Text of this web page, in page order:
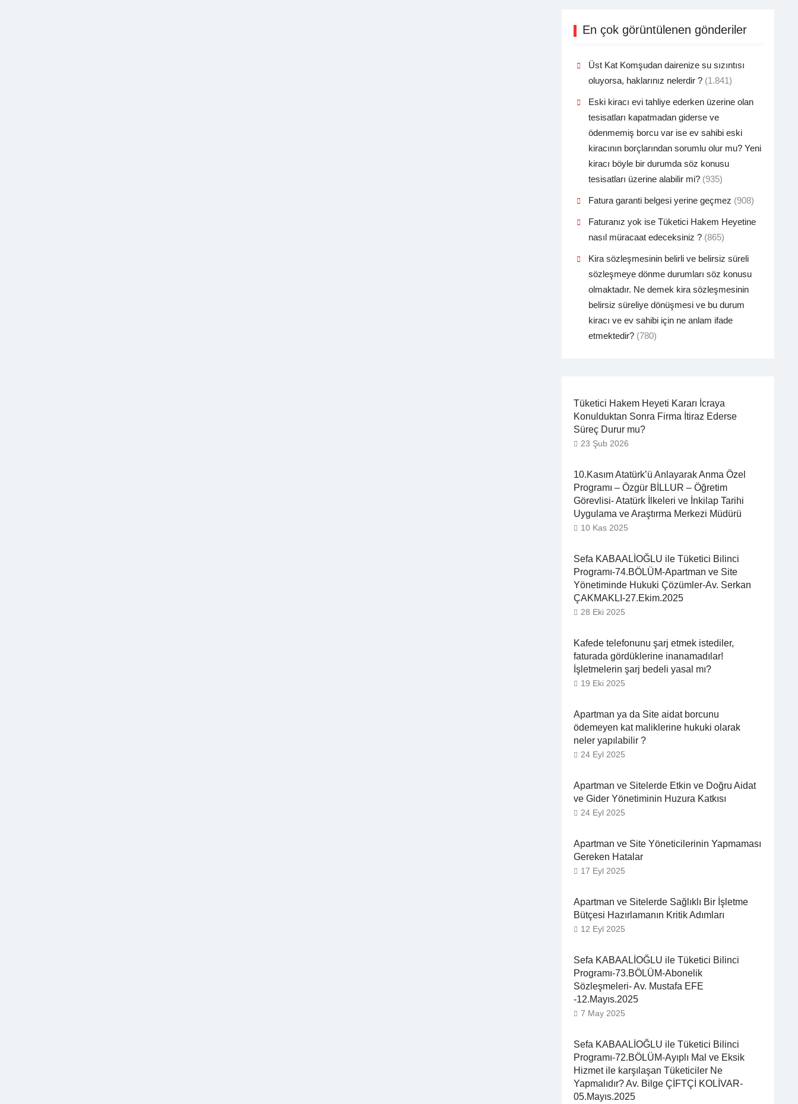
En çok görüntülenen gönderiler
Üst Kat Komşudan dairenize su sızıntısı
oluyorsa, haklarınız nelerdir ? (1.841)
Eski kiracı evi tahliye ederken üzerine olan
tesisatları kapatmadan giderse ve
ödenmemiş borcu var ise ev sahibi eski
kiracının borçlarından sorumlu olur mu? Yeni
kiracı böyle bir durumda söz konusu
tesisatları üzerine alabilir mi? (935)
Fatura garanti belgesi yerine geçmez (908)
Faturanız yok ise Tüketici Hakem Heyetine
nasıl müracaat edeceksiniz ? (865)
Kira sözleşmesinin belirli ve belirsiz süreli
sözleşmeye dönme durumları söz konusu
olmaktadır. Ne demek kira sözleşmesinin
belirsiz süreliye dönüşmesi ve bu durum
kiracı ve ev sahibi için ne anlam ifade
etmektedir? (780)
Tüketici Hakem Heyeti Kararı İcraya
Konulduktan Sonra Firma İtiraz Ederse
Süreç Durur mu?
23 Şub 2026
10.Kasım Atatürk’ü Anlayarak Anma Özel
Programı – Özgür BİLLUR – Öğretim
Görevlisi- Atatürk İlkeleri ve İnkilap Tarihi
Uygulama ve Araştırma Merkezi Müdürü
10 Kas 2025
Sefa KABAALİOĞLU ile Tüketici Bilinci
Programı-74.BÖLÜM-Apartman ve Site
Yönetiminde Hukuki Çözümler-Av. Serkan
ÇAKMAKLI-27.Ekim.2025
28 Eki 2025
Kafede telefonunu şarj etmek istediler,
faturada gördüklerine inanamadılar!
İşletmelerin şarj bedeli yasal mı?
19 Eki 2025
Apartman ya da Site aidat borcunu
ödemeyen kat maliklerine hukuki olarak
neler yapılabilir ?
24 Eyl 2025
Apartman ve Sitelerde Etkin ve Doğru Aidat
ve Gider Yönetiminin Huzura Katkısı
24 Eyl 2025
Apartman ve Site Yöneticilerinin Yapmaması
Gereken Hatalar
17 Eyl 2025
Apartman ve Sitelerde Sağlıklı Bir İşletme
Bütçesi Hazırlamanın Kritik Adımları
12 Eyl 2025
Sefa KABAALİOĞLU ile Tüketici Bilinci
Programı-73.BÖLÜM-Abonelik
Sözleşmeleri- Av. Mustafa EFE
-12.Mayıs.2025
7 May 2025
Sefa KABAALİOĞLU ile Tüketici Bilinci
Programı-72.BÖLÜM-Ayıplı Mal ve Eksik
Hizmet ile karşılaşan Tüketiciler Ne
Yapmalıdır? Av. Bilge ÇİFTÇİ KOLİVAR-
05.Mayıs.2025